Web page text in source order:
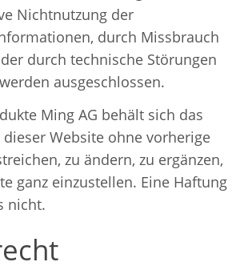
Nichtnutzung der
durch Missbrauch
durch technische Störungen
ausgeschlossen.
Ming AG behält sich das
dieser Website ohne vorherige
zu ändern, zu ergänzen,
ganz einzustellen. Eine Haftung
nicht.